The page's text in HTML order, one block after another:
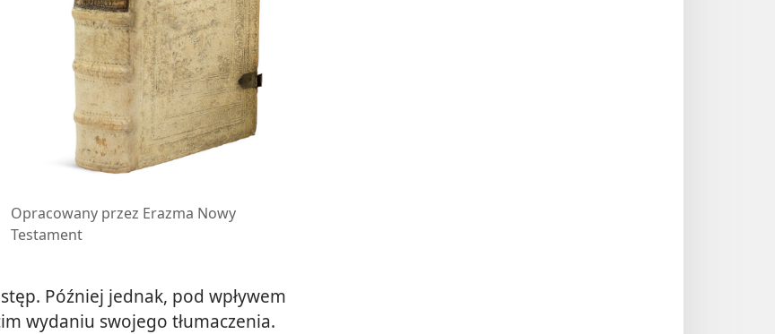
Opracowany przez Erazma Nowy
Testament
Później jednak, pod wpływem
wydaniu swojego tłumaczenia.